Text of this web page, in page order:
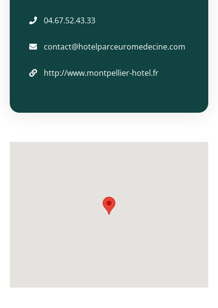
04.67.52.43.33
contact@hotelparceuromedecine.com
http://www.montpellier-hotel.fr